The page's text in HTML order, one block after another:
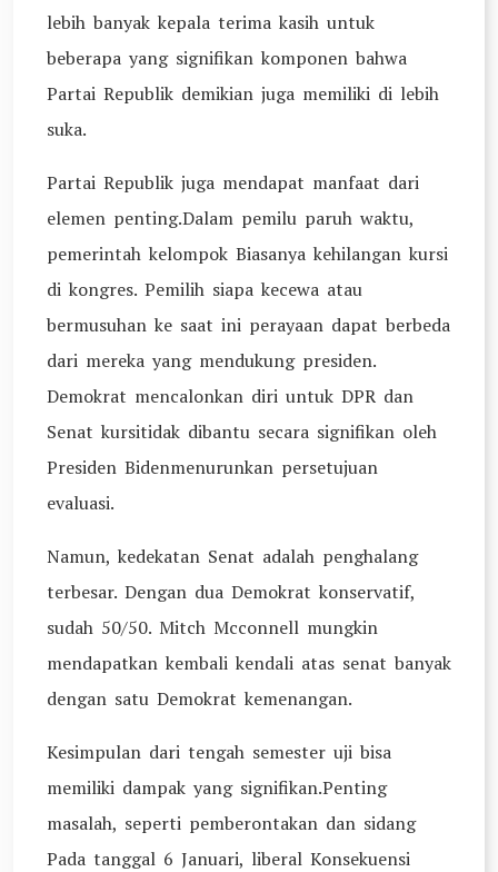
lebih banyak kepala terima kasih untuk
beberapa yang signifikan komponen bahwa
Partai Republik demikian juga memiliki di lebih
suka.
Partai Republik juga mendapat manfaat dari
elemen penting.Dalam pemilu paruh waktu,
pemerintah kelompok Biasanya kehilangan kursi
di kongres. Pemilih siapa kecewa atau
bermusuhan ke saat ini perayaan dapat berbeda
dari mereka yang mendukung presiden.
Demokrat mencalonkan diri untuk DPR dan
Senat kursitidak dibantu secara signifikan oleh
Presiden Bidenmenurunkan persetujuan
evaluasi.
Namun, kedekatan Senat adalah penghalang
terbesar. Dengan dua Demokrat konservatif,
sudah 50/50. Mitch Mcconnell mungkin
mendapatkan kembali kendali atas senat banyak
dengan satu Demokrat kemenangan.
Kesimpulan dari tengah semester uji bisa
memiliki dampak yang signifikan.Penting
masalah, seperti pemberontakan dan sidang
Pada tanggal 6 Januari, liberal Konsekuensi